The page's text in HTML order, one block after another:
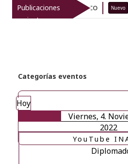
Publicaciones
recientes
de Texcoco 07-08-26
Categorías eventos
Hoy
Viernes, 4.
2022
YouTube